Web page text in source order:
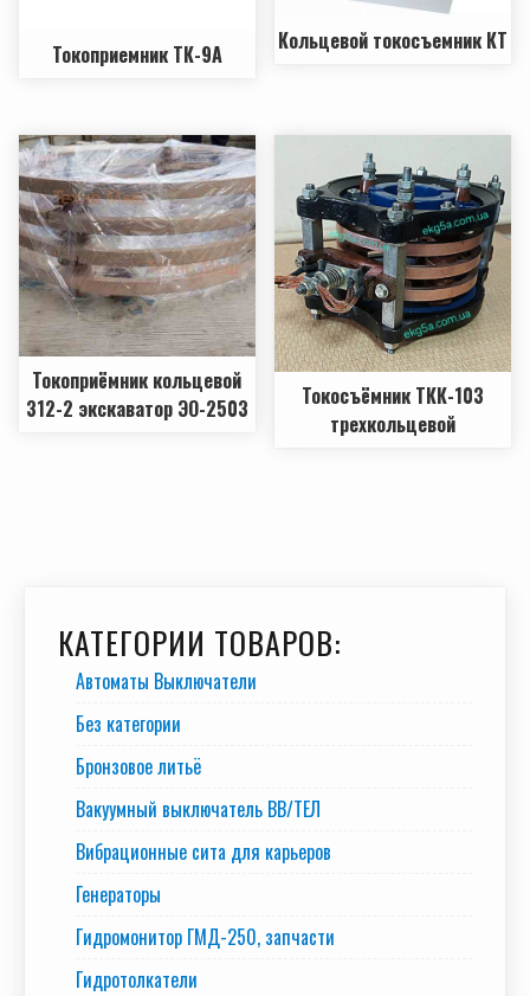
Токоприемник ТК-9А
Кольцевой токосъемник КТ
Токоприёмник кольцевой
312-2 экскаватор ЭО-2503
Токосъёмник ТКК-103
трехкольцевой
КАТЕГОРИИ ТОВАРОВ:
Автоматы Выключатели
Без категории
Бронзовое литьё
Вакуумный выключатель BB/TEЛ
Вибрационные сита для карьеров
Генераторы
Гидромонитор ГМД-250, запчасти
Гидротолкатели